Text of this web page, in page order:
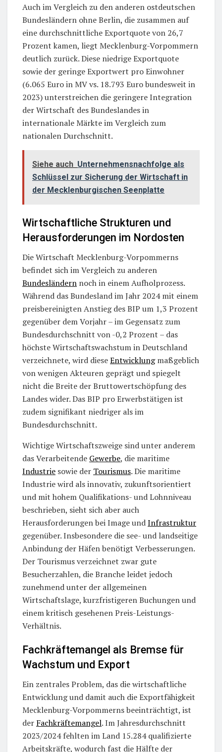
Auch im Vergleich zu den anderen ostdeutschen
Bundesländern ohne Berlin, die zusammen auf
eine durchschnittliche Exportquote von 26,7
Prozent kamen, liegt Mecklenburg-Vorpommern
deutlich zurück. Diese niedrige Exportquote
sowie der geringe Exportwert pro Einwohner
(6.065 Euro in MV vs. 18.793 Euro bundesweit in
2023) unterstreichen die geringere Integration
der Wirtschaft des Bundeslandes in
internationale Märkte im Vergleich zum
nationalen Durchschnitt.
Siehe auch Unternehmensnachfolge als
Schlüssel zur Sicherung der Wirtschaft in
der Mecklenburgischen Seenplatte
Wirtschaftliche Strukturen und
Herausforderungen im Nordosten
Die Wirtschaft Mecklenburg-Vorpommerns
befindet sich im Vergleich zu anderen
Bundesländern noch in einem Aufholprozess.
Während das Bundesland im Jahr 2024 mit einem
preisbereinigten Anstieg des BIP um 1,3 Prozent
gegenüber dem Vorjahr – im Gegensatz zum
Bundesdurchschnitt von -0,2 Prozent – das
höchste Wirtschaftswachstum in Deutschland
verzeichnete, wird dieseEntwicklungmaßgeblich
von wenigen Akteuren geprägt und spiegelt
nicht die Breite der Bruttowertschöpfung des
Landes wider. Das BIP pro Erwerbstätigen ist
zudem signifikant niedriger als im
Bundesdurchschnitt.
Wichtige Wirtschaftszweige sind unter anderem
das Verarbeitende Gewerbe, die maritime
Industrie sowie der Tourismus. Die maritime
Industrie wird als innovativ, zukunftsorientiert
und mit hohem Qualifikations- und Lohnniveau
beschrieben, sieht sich aber auch
Herausforderungen bei Image undInfrastruktur
gegenüber. Insbesondere die see- und landseitige
Anbindung der Häfen benötigt Verbesserungen.
Der Tourismus verzeichnet zwar gute
Besucherzahlen, die Branche leidet jedoch
zunehmend unter der allgemeinen
Wirtschaftslage, kurzfristigeren Buchungen und
einem kritisch gesehenen Preis-Leistungs-
Verhältnis.
Fachkräftemangel als Bremse für
Wachstum und Export
Ein zentrales Problem, das die wirtschaftliche
Entwicklung und damit auch die Exportfähigkeit
Mecklenburg-Vorpommerns beeinträchtigt, ist
der Fachkräftemangel. Im Jahresdurchschnitt
2023/2024 fehlten im Land 15.284 qualifizierte
Arbeitskräfte, wodurch fast die Hälfte der